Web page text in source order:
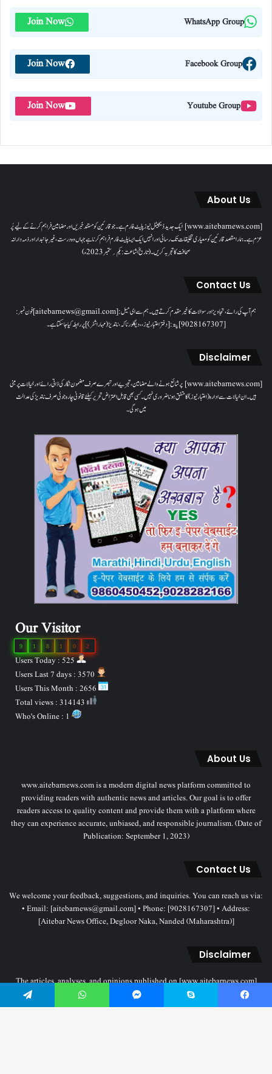
WhatsApp Group
Join Now
Facebook Group
Join Now
Youtube Group
Join Now
About Us
[www.aitebarnews.com] ایک جدید ڈیجیٹل نیوز پلیٹ فارم ہے۔ جو قارئین کو مستند خبریں اور مضامین فراہم کرنے کے لیے پُر
عزم ہے۔ ہمارا مقصدقارئین کو معیاری تخلیقات تک رسائی اور انہیں ایک ایسا پلیٹ فارم فراہم کرنا ہے جہاں وہ درست، غیر جانبدار اور ذمہ دارانہ
صحافت کا تجربہ کریں۔( تاریخ اشاعت : یکم؍ ستمبر 2023ء)
Contact Us
ہم آپ کی رائے، تجاویز اور سوالات کا خیرمقدم کرتے ہیں۔ ہم سےای میل: [aitebarnews@gmail.com]فون نمبر:
[9028167307]پتہ: [دفتر اعتبار نیوز، ، دیگلور ناکہ، ناندیڑ(مہاراشٹر) ] پر رابطہ کیا جاسکتا ہے۔
Disclaimer
[www.aitebarnews.com] پر شائع ہونے والے مضامین، تجزیے اور تبصرے صرف مضمون نگار کی ذاتی رائے اور خیالات پر مبنی
ہیں۔ ان خیالات سے ادارہ (اعتبار نیوز) کا متفق ہونا ضروری نہیں۔ کسی بھی قابل اعتراض تحریر کیلئے قانونی چارہ جوئی صرف ناندیڑ کی عدالت
میں ہوگی۔
Our Visitor
2
0
1
8
1
9
Users Today : 525
About Us
www.aitebarnews.com is a modern digital news platform committed to
providing readers with authentic news and articles. Our goal is to offer
readers access to quality content and provide them with a platform where
they can experience accurate, unbiased, and responsible journalism. (Date of
Publication: September 1, 2023)
Contact Us
We welcome your feedback, suggestions, and inquiries. You can reach us via:
• Email: [aitebarnews@gmail.com] • Phone: [9028167307] • Address:
[Aitebar News Office, Degloor Naka, Nanded (Maharashtra)]
Disclaimer
The articles, analyses, and opinions published on [www.aitebarnews.com]
solely represent the personal views and opinions of the authors. These views
do not necessarily reflect the stance of the Aitebar News management. Any
Facebook
Skype
Messenger
WhatsApp
Telegram